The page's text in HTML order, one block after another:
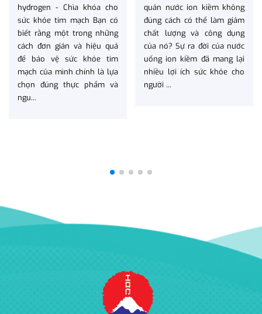
hydrogen - Chìa khóa cho
sức khỏe tim mạch Bạn có
biết rằng một trong những
cách đơn giản và hiệu quả
để bảo vệ sức khỏe tim
mạch của mình chính là lựa
chọn đúng thực phẩm và
ngu...
quản nước ion kiềm không
đúng cách có thể làm giảm
chất lượng và công dụng
của nó? Sự ra đời của nước
uống ion kiềm đã mang lại
nhiều lợi ích sức khỏe cho
người ...